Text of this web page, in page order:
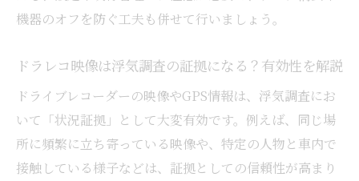
機器のオフを防ぐ工夫も併せて行いましょう。
ドラレコ映像は浮気調査の証拠になる？有効性を解説
ドライブレコーダーの映像やGPS情報は、浮気調査にお
いて「状況証拠」として大変有効です。例えば、同じ場
所に頻繁に立ち寄っている映像や、特定の人物と車内で
接触している様子などは、証拠としての信頼性が高まり